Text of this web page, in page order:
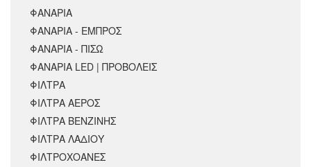
ΦΑΝΑΡΙΑ
ΦΑΝΑΡΙΑ - ΕΜΠΡΟΣ
ΦΑΝΑΡΙΑ - ΠΙΣΩ
ΦΑΝΑΡΙΑ LED | ΠΡΟΒΟΛΕΙΣ
ΦΙΛΤΡΑ
ΦΙΛΤΡΑ ΑΕΡΟΣ
ΦΙΛΤΡΑ ΒΕΝΖΙΝΗΣ
ΦΙΛΤΡΑ ΛΑΔΙΟΥ
ΦΙΛΤΡΟΧΟΑΝΕΣ